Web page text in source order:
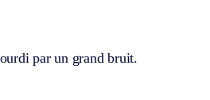
par un grand bruit.